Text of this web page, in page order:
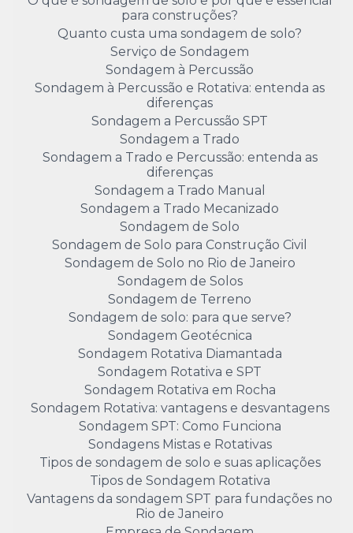
para construções?
Quanto custa uma sondagem de solo?
Serviço de Sondagem
Sondagem à Percussão
Sondagem à Percussão e Rotativa: entenda as
diferenças
Sondagem a Percussão SPT
Sondagem a Trado
Sondagem a Trado e Percussão: entenda as
diferenças
Sondagem a Trado Manual
Sondagem a Trado Mecanizado
Sondagem de Solo
Sondagem de Solo para Construção Civil
Sondagem de Solo no Rio de Janeiro
Sondagem de Solos
Sondagem de Terreno
Sondagem de solo: para que serve?
Sondagem Geotécnica
Sondagem Rotativa Diamantada
Sondagem Rotativa e SPT
Sondagem Rotativa em Rocha
Sondagem Rotativa: vantagens e desvantagens
Sondagem SPT: Como Funciona
Sondagens Mistas e Rotativas
Tipos de sondagem de solo e suas aplicações
Tipos de Sondagem Rotativa
Vantagens da sondagem SPT para fundações no
Rio de Janeiro